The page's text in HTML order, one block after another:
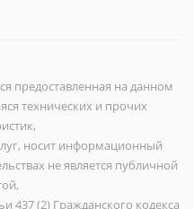
предоставленная на данном
технических и прочих
носит информационный
не является публичной
437 (2) Гражданского кодекса